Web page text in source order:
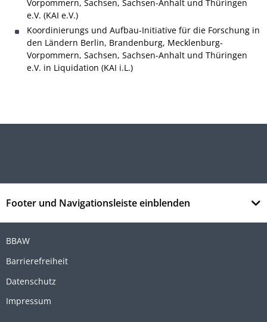
Vorpommern, Sachsen, Sachsen-Anhalt und Thüringen
e.V. (KAI e.V.)
Koordinierungs und Aufbau-Initiative für die Forschung in
den Ländern Berlin, Brandenburg, Mecklenburg-
Vorpommern, Sachsen, Sachsen-Anhalt und Thüringen
e.V. in Liquidation (KAI i.L.)
Footer und Navigationsleiste einblenden
BBAW
Barrierefreiheit
Datenschutz
Impressum